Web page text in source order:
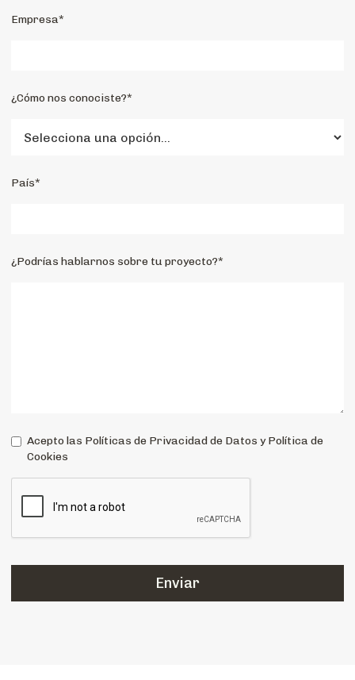
Empresa*
¿Cómo nos conociste?*
País*
¿Podrías hablarnos sobre tu proyecto?*
Acepto las Políticas de Privacidad de Datos y Política de
Cookies